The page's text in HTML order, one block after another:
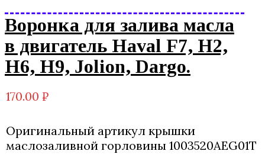
Воронка для залива масла
в двигатель Haval F7, Н2,
Н6, Н9, Jolion, Dargo.
170.00 ₽
Оригинальный артикул крышки
маслозаливной горловины 1003520AEG01T